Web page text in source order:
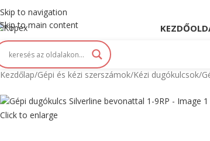
Skip to navigation
Skip to main content
Innováció és Tradíció kéz a kézben...
Kezdőlap Gépi és kézi szerszámok Kézi dugókulcsok
Click to enlarge